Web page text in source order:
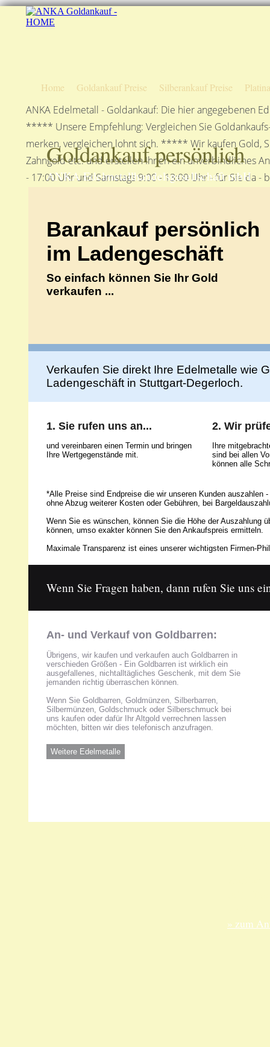
Home Goldankauf Preise Silberankauf Preise
ANKA Edelmetall - Goldankauf: Die hier angegebenen
***** Unsere Empfehlung: Vergleichen Sie
merken, vergleichen lohnt sich. ***** Wir kaufen Gold,
Zahngold etc. und erstellen Ihnen ein unverbindliches
- 17:00 Uhr und Samstags 9:00 - 13:00 Uhr - für Sie
Goldankauf persönlich
ANKA Edelmetallhandelsgesellschaft mbH
Barankauf persönlich
im Ladengeschäft
So einfach können Sie Ihr Gold
verkaufen ...
Verkaufen Sie direkt Ihre Edelmetalle wie
Ladengeschäft in Stuttgart-Degerloch.
1. Sie rufen uns an...
und vereinbaren einen Termin und bringen
Ihre Wertgegenstände mit.
2. Wir
Ihre
sind bei allen
können alle
*Alle Preise sind Endpreise die wir unseren Kunden auszahlen
ohne Abzug weiterer Kosten oder Gebühren, bei
Wenn Sie es wünschen, können Sie die Höhe der Auszahlung
können, umso exakter können Sie den Ankaufspreis ermitteln.
Maximale Transparenz ist eines unserer wichtigsten Firmen-
Wenn Sie Fragen haben, dann rufen Sie uns
An- und Verkauf von Goldbarren:
Übrigens, wir kaufen und verkaufen auch Goldbarren in
verschieden Größen - Ein Goldbarren ist wirklich ein
ausgefallenes, nichtalltägliches Geschenk, mit dem Sie
jemanden richtig überraschen können.
Wenn Sie Goldbarren, Goldmünzen, Silberbarren,
Silbermünzen, Goldschmuck oder Silberschmuck bei
uns kaufen oder dafür Ihr Altgold verrechnen lassen
möchten, bitten wir dies telefonisch anzufragen.
Weitere Edelmetalle
» zum